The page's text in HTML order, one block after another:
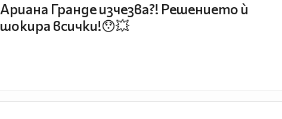
Ариана Гранде изчезва?! Решението ѝ
шокира всички!😯💥